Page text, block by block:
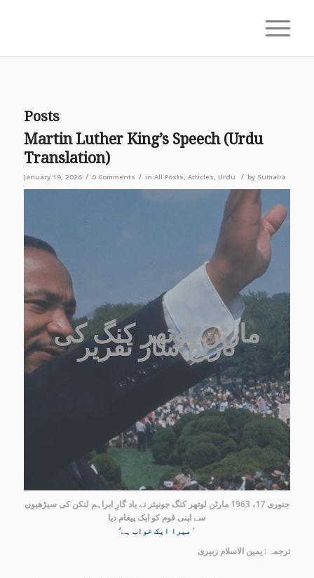
Posts
Martin Luther King’s Speech (Urdu
Translation)
January 19, 2026 / 0 Comments / in All Posts, Articles, Urdu / by Sumaira
مارٹن لوتھر کنگ کی
تاریخ ساز تقریر
جنوری 17، 1963 مارٹن لوتھر کنگ جونیئر نے یاد گارِ ابراہم لنکن کی سیڑھیوں
سے اپنی قوم کو ایک پیغام دیا
‘میرا ایک خواب ہ ے ‘
ترجمہ : یمین الاسلام زبیری